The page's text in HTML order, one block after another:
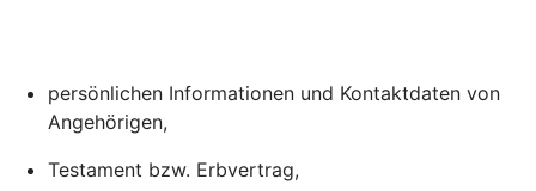
persönlichen Informationen und Kontaktdaten von
Angehörigen,
Testament bzw. Erbvertrag,